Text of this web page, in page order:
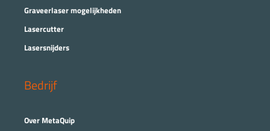
Graveerlaser mogelijkheden
Lasercutter
Lasersnijders
Bedrijf
Over MetaQuip